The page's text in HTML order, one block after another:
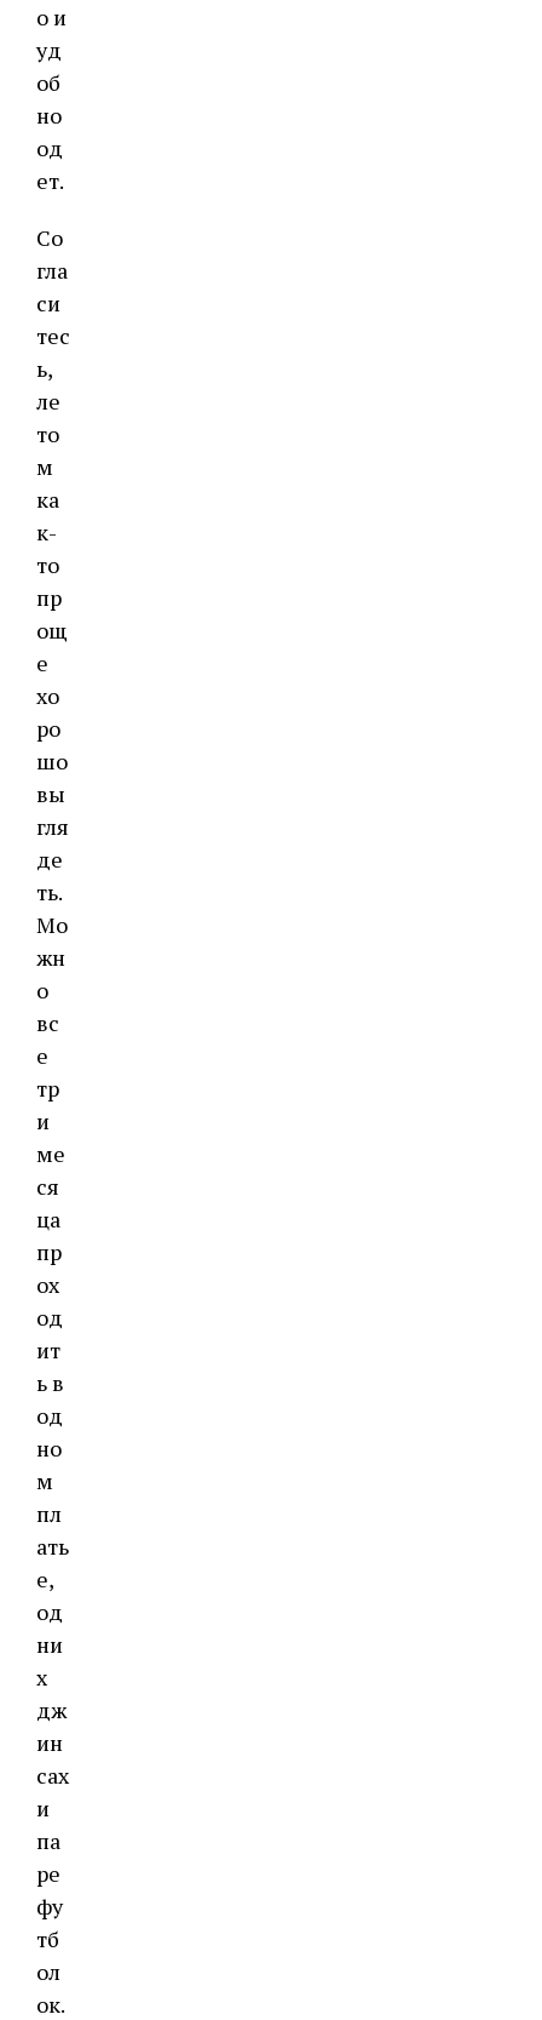
о и
уд
об
но
од
ет.
Со
гла
си
тес
ь,
ле
то
м
ка
к-
то
пр
ощ
е
хо
ро
шо
вы
гля
де
ть.
Мо
жн
о
вс
е
тр
и
ме
ся
ца
пр
ох
од
ит
ь в
од
но
м
пл
ать
е,
од
ни
х
дж
ин
сах
и
па
ре
фу
тб
ол
ок.